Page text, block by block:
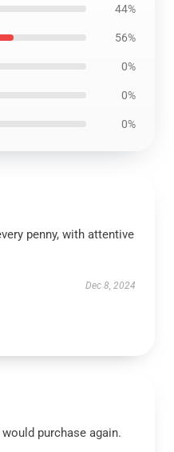
44%
56%
0%
0%
0%
penny, with attentive
Dec 8, 2024
purchase again.